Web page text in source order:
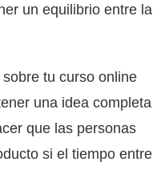
un equilibrio entre la
tu curso online
una idea completa
que las personas
si el tiempo entre